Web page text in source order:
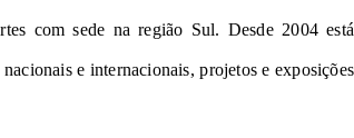
com sede na região Sul. Desde 2004 está
e internacionais, projetos e exposições